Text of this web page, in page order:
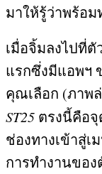
มาให้รู้ว่าพร้อ
เมื่อจิ้มลงไปที่
แรกซึ่งมีแอพฯ
คุณเลือก (ภาพ
ST25 ตรงนี้คือ
ช่องทางเข้าสู่เ
การทำงานขอ